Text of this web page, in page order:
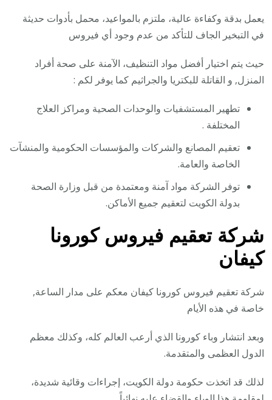
يعمل بدقة وكفاءة عالية، ملتزم بالمواعيد، محمل بأدوات حديثة
في التبخير الجاف للتأكد من عدم وجود أي فيروس
حيث يتم اختيار أفضل مواد التنظيف، الآمنة على صحة أفراد
المنزل, و القاتلة للبكتريا والجراثيم كما يوفر لكم :
تطهير المستشفيات والوحدات الصحية ومراكز العلاج
المختلفة .
تعقيم المصانع والشركات والمؤسسات الحكومية والمنشآت
الخاصة والعامة.
توفر الشركة مواد آمنة ومعتمدة من قبل وزارة الصحة
بدولة الكويت لتعقيم جميع الأماكن.
شركة تعقيم فيروس كورونا
كيفان
شركة تعقيم فيروس كورونا كيفان معكم على مدار الساعة,
خاصة في هذه الأيام
وبعد انتشار وباء كورونا الذي أرعب العالم كله، وكذلك معظم
الدول العظمى والمتقدمة.
لذلك قد اتخذت حكومة دولة الكويت، إجراءات وقائية شديدة،